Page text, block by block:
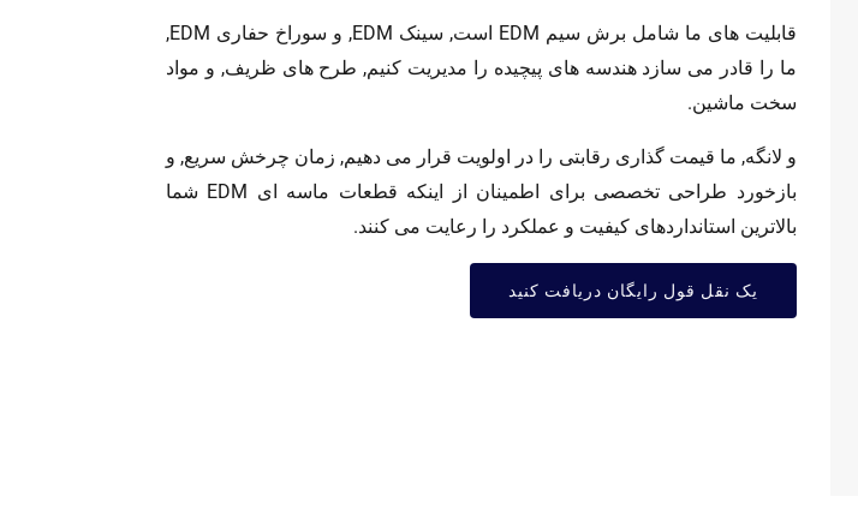
قابلیت های ما شامل برش سیم EDM است, سینک EDM, و سوراخ حفاری EDM,
ما را قادر می سازد هندسه های پیچیده را مدیریت کنیم, طرح های ظریف, و مواد
سخت ماشین.
و لانگه, ما قیمت گذاری رقابتی را در اولویت قرار می دهیم, زمان چرخش سریع, و
بازخورد طراحی تخصصی برای اطمینان از اینکه قطعات ماسه ای EDM شما
بالاترین استانداردهای کیفیت و عملکرد را رعایت می کنند.
یک نقل قول رایگان دریافت کنید